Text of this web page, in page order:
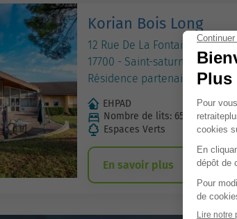
Korian Bois Long
12 Rue De La Fontaine
17700 - Saint-saturnin-du-bois
Résidence partenaire
EHPAD
Nombre de lits: 65
Espaces Verts
En savoir plus